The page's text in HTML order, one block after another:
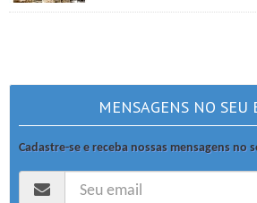
MENSAGENS NO SEU
Cadastre-se e receba nossas mensagens no